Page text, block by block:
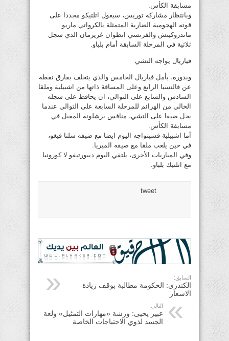
مسابقة الكأس.
وبانتظار مشاركة توريس، سيعول اتلتيكو مجددا على
قوته الهجومية الضاربة المتمثلة بالكرواتي ماريو
ماندزوكيتش والفرنسي انطوان غريزمان الذي سجل
ثلاثية في المرحلة السابقة أمام بلباو.
فياريال يواجه التشي
وبدوره، يأمل فياريال الخامس والذي يتخلف بفارق نقطة
عن فالنسيا الرابع وعلى المسافة ذاتها من اشبيلية وملقا
السادس والسابع على التوالي، ان يحافظ على سجله
الخالي من الهزائم للمرحلة السابعة على التوالي عندما
يحل ضيفا على التشي، منافس برشلونة المقبل في
مسابقة الكأس.
أما اشبيلية فسيتواجه اليوم ايضا مع ضيفه سلتا فيغو،
في حين يلعب ملقا مع ضيفه الميريا.
وفي المباريات الأخرى، يلتقي اليوم ديبورتيفو لا كورونيا
مع اتلتيك بلباو.
tweet
السابق:
الكندري: الحكومة مطالبة بوقف زيادة
الاسعار
التالي:
عبير يحيى: ورشة «مهارات التمثيل» ولغة
الجسد لذوي الاحتياجات الخاصة